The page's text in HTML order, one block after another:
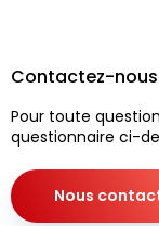
Contactez-nous
Pour toute
questionnaire ci-
Nous